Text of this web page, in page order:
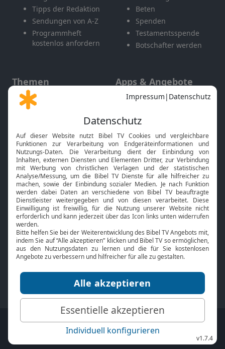
Tipps der Redaktion
Sendungen von A-Z
Programmheft
kostenlos anfordern
Beten
Spenden
Testamentsspende
Botschafter werden
Themen
Gott und Bibel erklärt
Neuigkeiten
Apps & Angebote
Mobile App
Smart TV
HbbTV
Bibelthek Online-Bibel
Nächster Gottesdienst
Bibel TV
Über uns
Jobs
Mediadaten
Service
Kontakt
TV-Empfang
bibeltv.de: Impressum
Datenschutz
Nutzungsbedingungen
Fakten Bibel TV App